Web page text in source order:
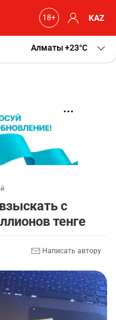
KAZ
Алматы+23 C
с
тенге
Написать автору